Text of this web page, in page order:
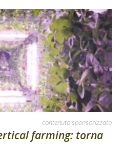
contenuto sponsorizzato
farming: torna